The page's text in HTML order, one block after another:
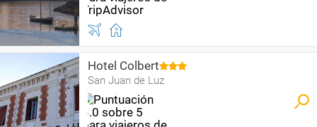
Hotel Colbert
San Juan de Luz